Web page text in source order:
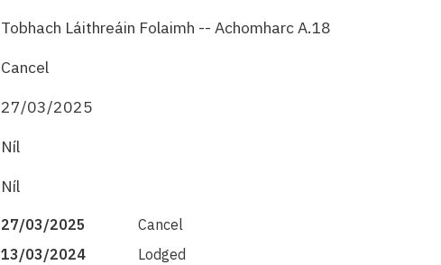
Tobhach Láithreáin Folaimh -- Achomharc A.18
Cancel
27/03/2025
Níl
Níl
27/03/2025
Cancel
13/03/2024
Lodged